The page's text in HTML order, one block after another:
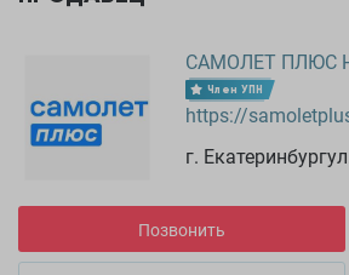
САМОЛЕТ ПЛЮС
Член УПН
https://
г.
Позвонить